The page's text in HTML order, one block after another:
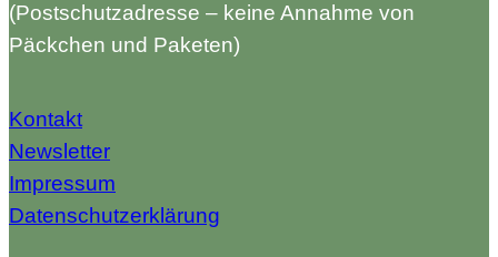
(Postschutzadresse – keine Annahme von
Päckchen und Paketen)
Kontakt
Newsletter
Impressum
Datenschutzerklärung